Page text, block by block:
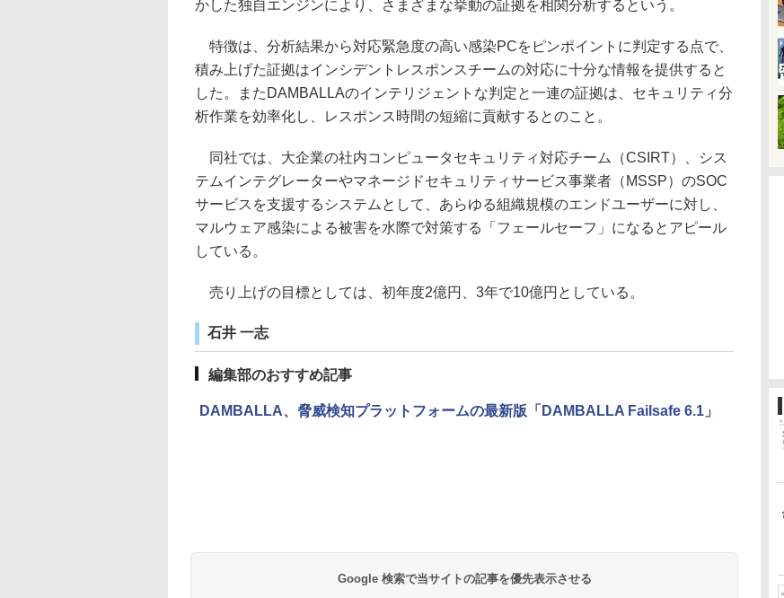
かした独自エンジンにより、さまざまな挙動の証拠を相関分析するという。
特徴は、分析結果から対応緊急度の高い感染PCをピンポイントに判定する点で、
積み上げた証拠はインシデントレスポンスチームの対応に十分な情報を提供すると
した。またDAMBALLAのインテリジェントな判定と一連の証拠は、セキュリティ分
析作業を効率化し、レスポンス時間の短縮に貢献するとのこと。
同社では、大企業の社内コンピュータセキュリティ対応チーム（CSIRT）、シス
テムインテグレーターやマネージドセキュリティサービス事業者（MSSP）のSOC
サービスを支援するシステムとして、あらゆる組織規模のエンドユーザーに対し、
マルウェア感染による被害を水際で対策する「フェールセーフ」になるとアピール
している。
売り上げの目標としては、初年度2億円、3年で10億円としている。
石井 一志
編集部のおすすめ記事
DAMBALLA、脅威検知プラットフォームの最新版「DAMBALLA Failsafe 6.1」
Google 検索で当サイトの記事を優先表示させる